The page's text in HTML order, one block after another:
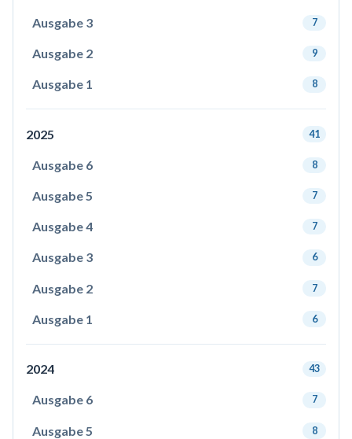
Ausgabe 3 7
Ausgabe 2 9
Ausgabe 1 8
2025 41
Ausgabe 6 8
Ausgabe 5 7
Ausgabe 4 7
Ausgabe 3 6
Ausgabe 2 7
Ausgabe 1 6
2024 43
Ausgabe 6 7
Ausgabe 5 8